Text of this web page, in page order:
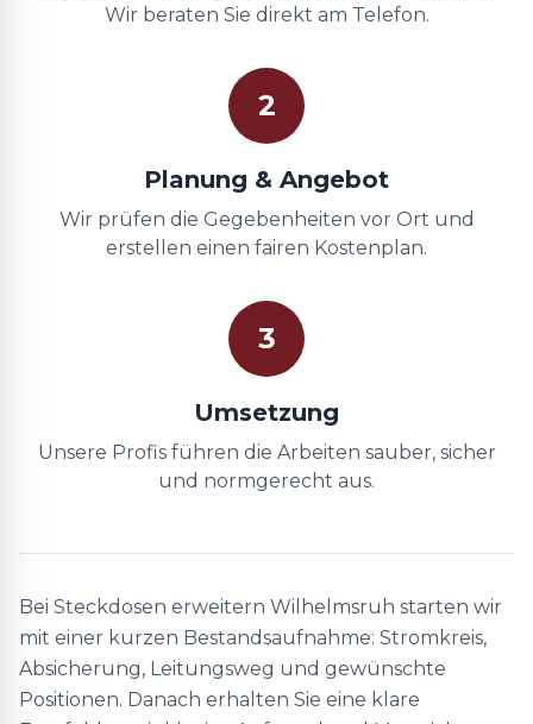
Wir beraten Sie direkt am Telefon.
2
Planung & Angebot
Wir prüfen die Gegebenheiten vor Ort und
erstellen einen fairen Kostenplan.
3
Umsetzung
Unsere Profis führen die Arbeiten sauber, sicher
und normgerecht aus.
Bei Steckdosen erweitern Wilhelmsruh starten wir
mit einer kurzen Bestandsaufnahme: Stromkreis,
Absicherung, Leitungsweg und gewünschte
Positionen. Danach erhalten Sie eine klare